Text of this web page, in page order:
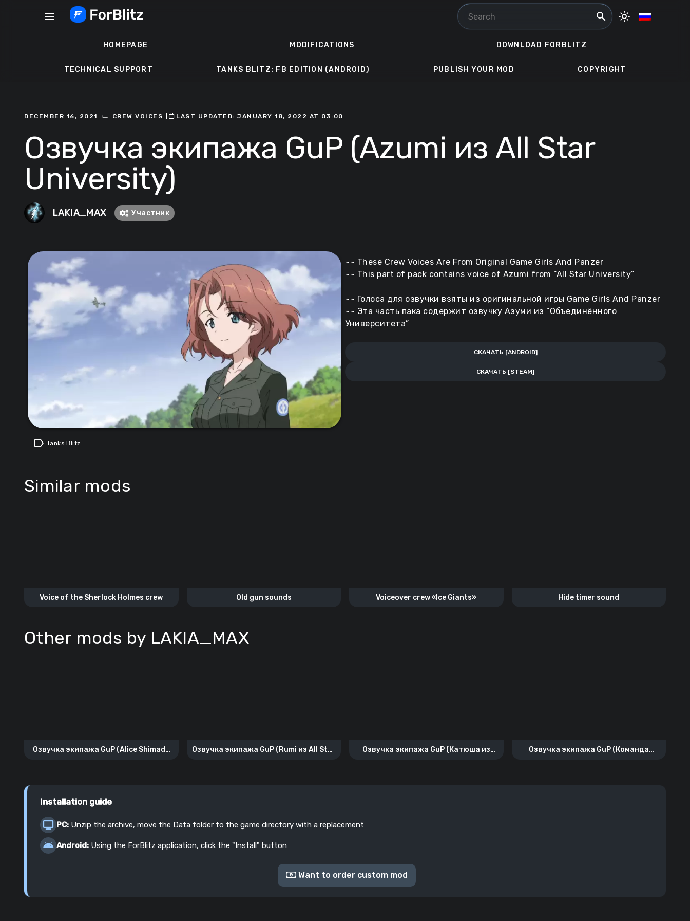
menu search light_mode
HOMEPAGE MODIFICATIONS DOWNLOAD FORBLITZ
TECHNICAL SUPPORT TANKS BLITZ: FB EDITION (ANDROID) PUBLISH YOUR MOD COPYRIGHT
DECEMBER 16, 2021 ⌙ CREW VOICES ㅤLAST UPDATED: JANUARY 18, 2022 AT 03:00
Озвучка экипажа GuP (Azumi из All Star
University)
LAKIA_MAX Участник
~~ These Crew Voices Are From Original Game Girls And Panzer
~~ This part of pack contains voice of Azumi from “All Star University”
~~ Голоса для озвучки взяты из оригинальной игры Game Girls And Panzer
~~ Эта часть пака содержит озвучку Азуми из “Объединённого
Университета”
СКАЧАТЬ [ANDROID]
СКАЧАТЬ [STEAM]
label Tanks Blitz
Similar mods
Voice of the Sherlock Holmes crew Old gun sounds Voiceover crew «Ice Giants» Hide timer sound
Other mods by LAKIA_MAX
Озвучка экипажа GuP (Alice Shimada
Озвучка экипажа GuP (Rumi из All Star
Озвучка экипажа GuP (Катюша из
Озвучка экипажа GuP (Команда
Installation guide
PC: Unzip the archive, move the Data folder to the game directory with a replacement
Android: Using the ForBlitz application, click the "Install" button
Want to order custom mod